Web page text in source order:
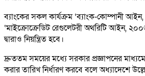
ব্যাংকের সকল কার্যক্রম ‘ব্যাংক-কোম্পানী
‘মাইক্রোক্রেডিট রেগুলেটরী অথরিটি আইন,
দ্বারাও নিয়ন্ত্রিত হবে।
দ্রুততম সময়ের মধ্যে সরকার প্রজ্ঞাপনের
করার তারিখ নির্ধারণ করবে বলে অধ্যাদেশে